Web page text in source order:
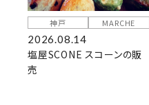
神戸 MARCHE
2026.08.14
塩屋SCONE スコーンの販
売